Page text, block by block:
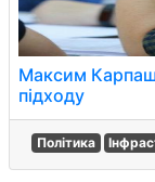
Максим
підходу
Політика